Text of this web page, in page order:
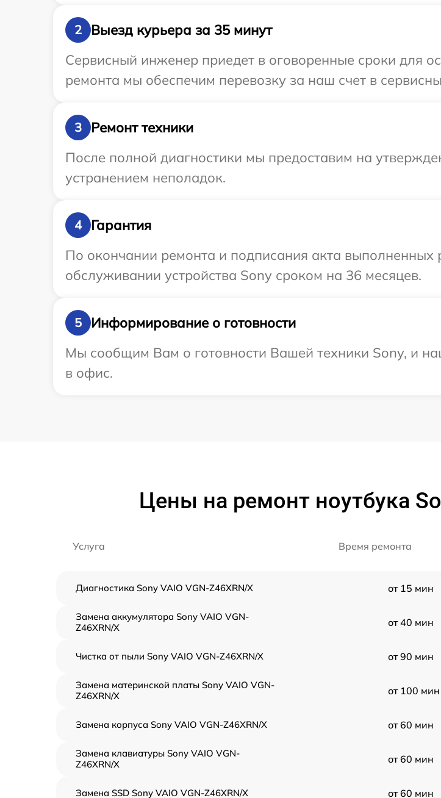
2
Выезд курьера за 35 минут
Сервисный инженер приедет в оговоренные сроки для
ремонта мы обеспечим перевозку за наш счет в
3
Ремонт техники
После полной диагностики мы предоставим на
устранением неполадок.
4
Гарантия
По окончании ремонта и подписания акта выполненных
обслуживании устройства Sony сроком на 36 месяцев.
5
Информирование о готовности
Мы сообщим Вам о готовности Вашей техники Sony, и
в офис.
Цены на ремонт ноутбука
Услуга Время ремонта
Диагностика Sony VAIO VGN-Z46XRN/X от 15 мин
Замена аккумулятора Sony VAIO VGN-
Z46XRN/X
от 40 мин
Чистка от пыли Sony VAIO VGN-Z46XRN/X от 90 мин
Замена материнской платы Sony VAIO VGN-
Z46XRN/X
от 100 мин
Замена корпуса Sony VAIO VGN-Z46XRN/X от 60 мин
Замена клавиатуры Sony VAIO VGN-
Z46XRN/X
от 60 мин
Замена SSD Sony VAIO VGN-Z46XRN/X от 60 мин